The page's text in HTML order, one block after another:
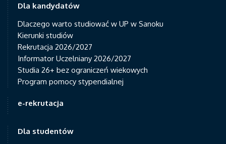
Dla kandydatów
Dlaczego warto studiować w UP w Sanoku
Kierunki studiów
Rekrutacja 2026/2027
Informator Uczelniany 2026/2027
Studia 26+ bez ograniczeń wiekowych
Program pomocy stypendialnej
e-rekrutacja
Dla studentów